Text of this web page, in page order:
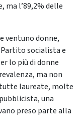
ma l’89,2% delle
ventuno donne,
Partito socialista e
lo più di donne
ma non
laureate, molte
una
preso parte alla